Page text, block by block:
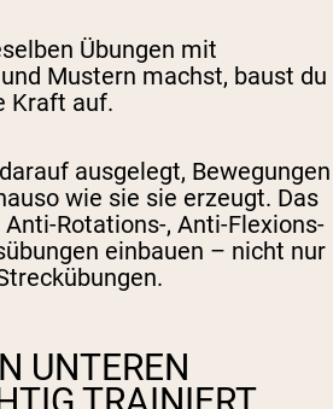
Übungen mit
Mustern machst, baust du
Kraft auf.
ausgelegt, Bewegungen
wie sie sie erzeugt. Das
Rotations-, Anti-Flexions-
einbauen – nicht nur
UNTEREN